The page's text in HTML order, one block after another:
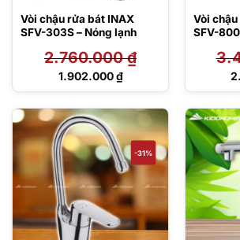
Vòi chậu rửa bát INAX
SFV-303S – Nóng lạnh
2.760.000₫
Giá
2.760.000 ₫.
1.902.000₫
Giá
tại
là:
1.902.000 ₫.
Vòi
SFV-
-31%